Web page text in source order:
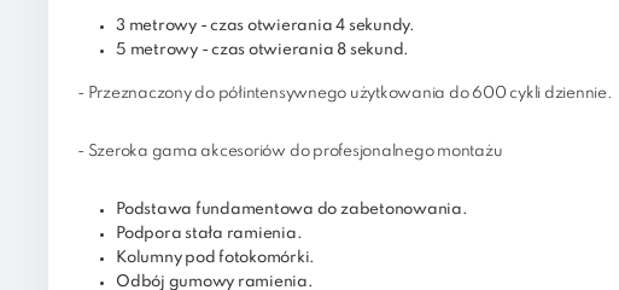
3 metrowy - czas otwierania 4 sekundy.
5 metrowy - czas otwierania 8 sekund.
- Przeznaczony do półintensywnego użytkowania do 600 cykli dziennie.
- Szeroka gama akcesoriów do profesjonalnego montażu
Podstawa fundamentowa do zabetonowania.
Podpora stała ramienia.
Kolumny pod fotokomórki.
Odbój gumowy ramienia.